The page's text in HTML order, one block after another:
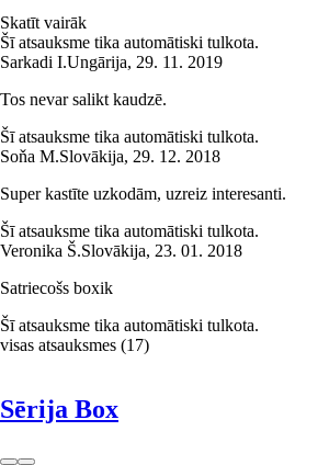
Skatīt vairāk
Šī atsauksme tika automātiski tulkota.
Sarkadi I.Ungārija, 29. 11. 2019
Tos nevar salikt kaudzē.
Šī atsauksme tika automātiski tulkota.
Soňa M.Slovākija, 29. 12. 2018
Super kastīte uzkodām, uzreiz interesanti.
Šī atsauksme tika automātiski tulkota.
Veronika Š.Slovākija, 23. 01. 2018
Satriecošs boxik
Šī atsauksme tika automātiski tulkota.
visas atsauksmes (17)
Sērija Box